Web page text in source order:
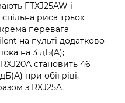
FTXJ25AW і
риса трьох
перевага
на пульті додатково
на 3 дБ(A);
становить 46
при обігріві,
з RXJ25A.